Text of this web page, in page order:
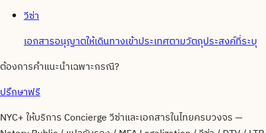
วีซ่า
เอกสารอนุญาตให้เดินทางเข้าประเทศตามวัตถุประสงค์ที่ระบุ
ต้องการคำแนะนำเฉพาะกรณี?
ปรึกษาฟรี
NYC+ ให้บริการ Concierge วีซ่าและเอกสารในไทยครบวงจร —